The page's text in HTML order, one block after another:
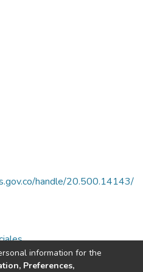
handle/20.500.14143/
information for the
Preferences,